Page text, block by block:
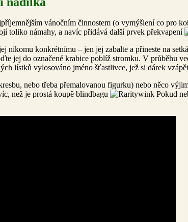
vánočním činnostem (o vymýšlení co pro
toliko námahy, a navíc přidává další prvek překvapení
nikomu konkrétnímu – jen jej zabalte a přineste na
jej do označené krabice poblíž stromku. V průběhu
lístků vylosováno jméno šťastlivce, jež si dárek
nebo třeba přemalovanou figurku) nebo něco
než je prostá koupě blindbagu
Pokud